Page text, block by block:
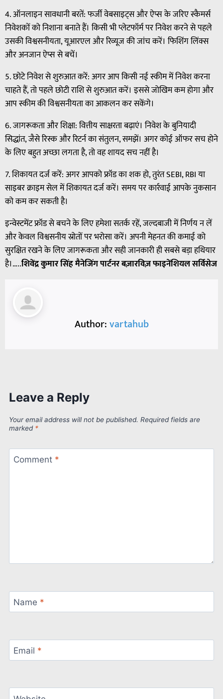
4. ऑनलाइन सावधानी बरतें: फर्जी वेबसाइट्स और ऐप्स के जरिए स्कैमर्स
निवेशकों को निशाना बनाते हैं। किसी भी प्लेटफॉर्म पर निवेश करने से पहले
उसकी विश्वसनीयता, यूआरएल और रिव्यूज की जांच करें। फिशिंग लिंक्स
और अनजान ऐप्स से बचें।
5. छोटे निवेश से शुरुआत करें: अगर आप किसी नई स्कीम में निवेश करना
चाहते हैं, तो पहले छोटी राशि से शुरुआत करें। इससे जोखिम कम होगा और
आप स्कीम की विश्वसनीयता का आकलन कर सकेंगे।
6. जागरूकता और शिक्षा: वित्तीय साक्षरता बढ़ाएं। निवेश के बुनियादी
सिद्धांत, जैसे रिस्क और रिटर्न का संतुलन, समझें। अगर कोई ऑफर सच होने
के लिए बहुत अच्छा लगता है, तो वह शायद सच नहीं है।
7. शिकायत दर्ज करें: अगर आपको फ्रॉड का शक हो, तुरंत SEBI, RBI या
साइबर क्राइम सेल में शिकायत दर्ज करें। समय पर कार्रवाई आपके नुकसान
को कम कर सकती है।
इन्वेस्टमेंट फ्रॉड से बचने के लिए हमेशा सतर्क रहें, जल्दबाजी में निर्णय न लें
और केवल विश्वसनीय स्रोतों पर भरोसा करें। अपनी मेहनत की कमाई को
सुरक्षित रखने के लिए जागरूकता और सही जानकारी ही सबसे बड़ा हथियार
है।…..शिवेंद्र कुमार सिंह मैनेजिंग पार्टनर बज़ारविज़ फाइनेंशियल सर्विसेज
Author:vartahub
Leave a Reply
Your email address will not be published. Required fields are
marked *
Comment *
Name *
Email *